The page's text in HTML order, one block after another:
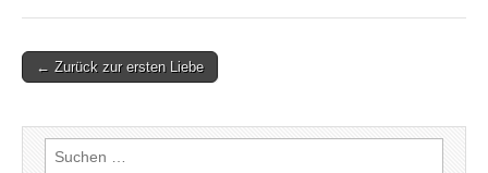
Post← Zurück zur ersten Liebe
Suchen